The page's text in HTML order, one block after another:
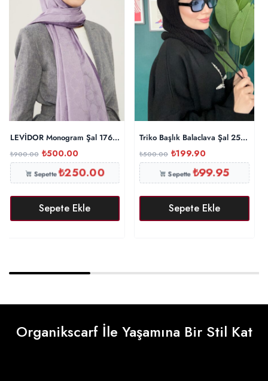
LEVİDOR Monogram Şal 17657 – Lavanta
₺900.00 ₺500.00
Sepette₺250.00
Sepete Ekle
Triko Başlık Balaclava Şal 25801 –
₺500.00 ₺199.90
Sepette₺99.95
Sepete Ekle
Organikscarf İle Yaşamına Bir Stil Kat